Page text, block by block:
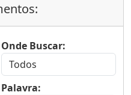
Onde Buscar:
Palavra: